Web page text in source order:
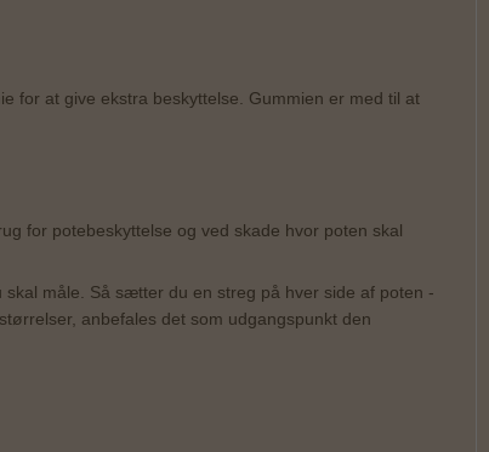
for at give ekstra beskyttelse. Gummien er med til at
for potebeskyttelse og ved skade hvor poten skal
måle. Så sætter du en streg på hver side af poten -
anbefales det som udgangspunkt den